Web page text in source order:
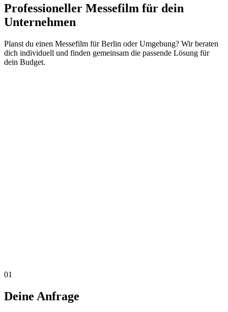
Professioneller Messefilm für dein
Unternehmen
Planst du einen Messefilm für Berlin oder Umgebung? Wir beraten
dich individuell und finden gemeinsam die passende Lösung für
dein Budget.
01
Deine Anfrage